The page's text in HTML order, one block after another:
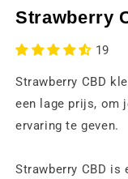
een
modaal
Strawberry
19
Strawberry CBD
een lage prijs, om
ervaring te geven.
Strawberry CBD